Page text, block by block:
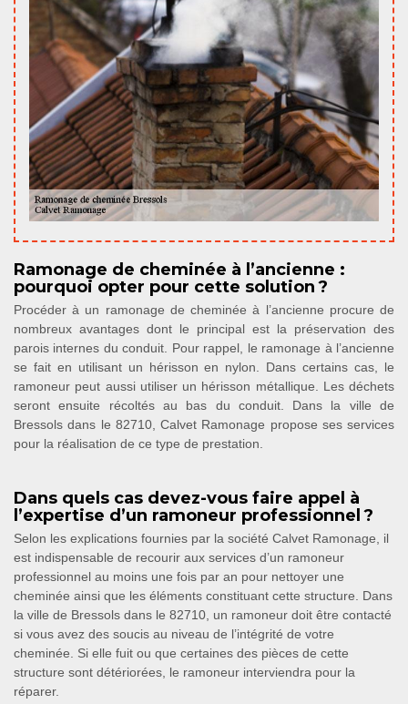
Ramonage de cheminée à l’ancienne :
pourquoi opter pour cette solution ?
Procéder à un ramonage de cheminée à l’ancienne procure de
nombreux avantages dont le principal est la préservation des
parois internes du conduit. Pour rappel, le ramonage à l’ancienne
se fait en utilisant un hérisson en nylon. Dans certains cas, le
ramoneur peut aussi utiliser un hérisson métallique. Les déchets
seront ensuite récoltés au bas du conduit. Dans la ville de
Bressols dans le 82710, Calvet Ramonage propose ses services
pour la réalisation de ce type de prestation.
Dans quels cas devez-vous faire appel à
l’expertise d’un ramoneur professionnel ?
Selon les explications fournies par la société Calvet Ramonage, il
est indispensable de recourir aux services d’un ramoneur
professionnel au moins une fois par an pour nettoyer une
cheminée ainsi que les éléments constituant cette structure. Dans
la ville de Bressols dans le 82710, un ramoneur doit être contacté
si vous avez des soucis au niveau de l’intégrité de votre
cheminée. Si elle fuit ou que certaines des pièces de cette
structure sont détériorées, le ramoneur interviendra pour la
réparer.